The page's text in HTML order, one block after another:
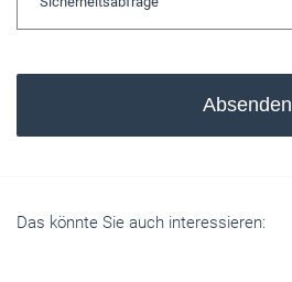
Absenden
Das könnte Sie auch interessieren: